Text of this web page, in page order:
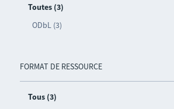
Toutes (3)
ODbL (3)
FORMAT DE RESSOURCE
Tous (3)